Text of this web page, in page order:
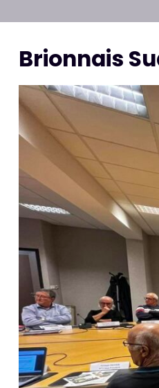
Brionnais